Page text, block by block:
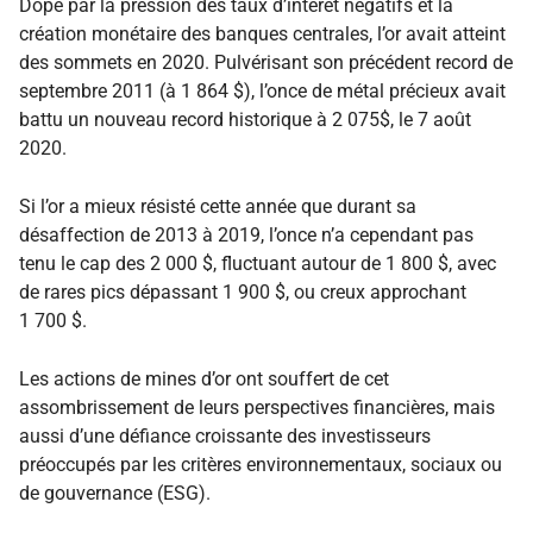
Dopé par la pression des taux d’intérêt négatifs et la
création monétaire des banques centrales, l’or avait atteint
des sommets en 2020. Pulvérisant son précédent record de
septembre 2011 (à 1 864 $), l’once de métal précieux avait
battu un nouveau record historique à 2 075$, le 7 août
2020.
Si l’or a mieux résisté cette année que durant sa
désaffection de 2013 à 2019, l’once n’a cependant pas
tenu le cap des 2 000 $, fluctuant autour de 1 800 $, avec
de rares pics dépassant 1 900 $, ou creux approchant
1 700 $.
Les actions de mines d’or ont souffert de cet
assombrissement de leurs perspectives financières, mais
aussi d’une défiance croissante des investisseurs
préoccupés par les critères environnementaux, sociaux ou
de gouvernance (ESG).